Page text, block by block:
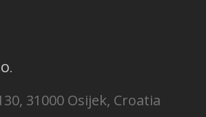
31000 Osijek, Croatia